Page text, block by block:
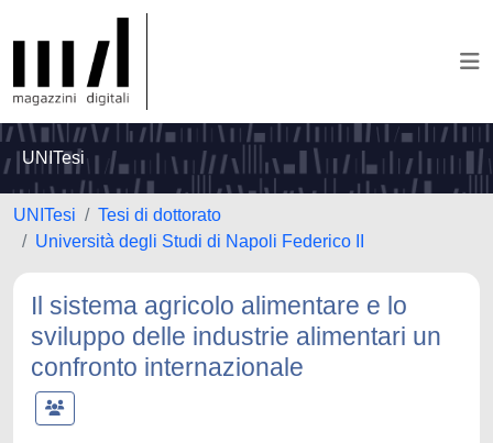
UNITesi
UNITesi
Tesi di dottorato
Università degli Studi di Napoli Federico II
Il sistema agricolo alimentare e lo
sviluppo delle industrie alimentari un
confronto internazionale